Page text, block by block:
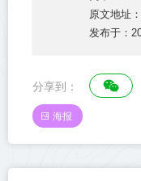
原文地址：
发布于：
分享到：
海报